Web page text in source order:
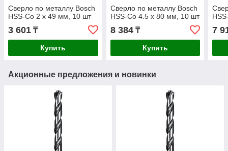
Сверло по металлу Bosch
HSS-Co 2 x 49 мм, 10 шт
3 601 ₸
Купить
Сверло по металлу Bosch
HSS-Co 4.5 x 80 мм, 10 шт
8 384₸
Купить
7
Акционные предложения и новинки